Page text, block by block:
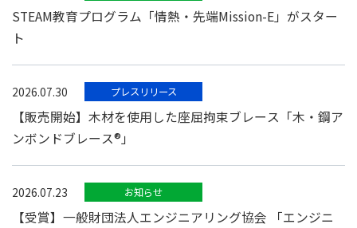
STEAM教育プログラム「情熱・先端Mission-E」がスター
ト
2026.07.30 プレスリリース
【販売開始】木材を使用した座屈拘束ブレース「木・鋼ア
ンボンドブレース®」
2026.07.23 お知らせ
【受賞】一般財団法人エンジニアリング協会 「エンジニ